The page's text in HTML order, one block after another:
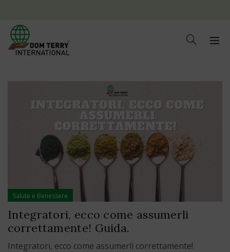
Salute e Benessere
Integratori, ecco come assumerli
correttamente! Guida.
Integratori, ecco come assumerli correttamente!